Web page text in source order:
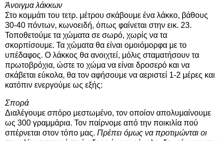
Άνοιγμα λάκκων
Στο κομμάτι του τετρ. μέτρου σκάβουμε ένα λάκκο, βάθους
30-40 πόντων, κωνοειδή, όπως φαίνεται στην εικ. 23.
Τοποθετούμε τα χώματα σε σωρό, χωρίς να τα
σκορπίσουμε. Τα χώματα θα είναι ομοιόμορφα με το
υπέδαφος. Ο λάκκος θα ανοιχτεί, μόλις σταματήσουν τα
πρωτοβρόχια, ώστε το χώμα να είναι δροσερό και να
σκάβεται εύκολα, θα τον αφήσουμε να αεριστεί 1-2 μέρες και
κατόπιν ενεργούμε ως εξής:
Σπορά
Διαλέγουμε σπόρο μεστωμένο, τον οποίον απολυμαίνουμε
ως 300 γραμμάρια. Τον παίρνομε από την ποικιλία πού
σπέρνεται στον τόπο μας. Πρέπει όμως να προτιμώνται οι